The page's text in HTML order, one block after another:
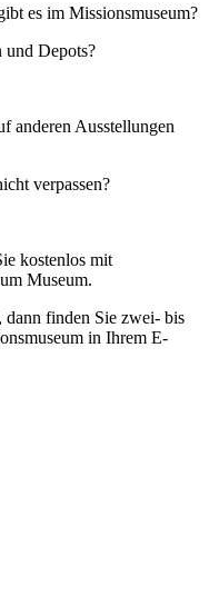
es im Missionsmuseum?
und Depots?
anderen Ausstellungen
verpassen?
kostenlos mit
Museum.
dann finden Sie zwei- bis
in Ihrem E-